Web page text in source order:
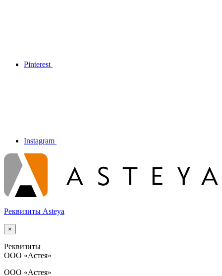
Pinterest
Instagram
Реквизиты Asteya
×
Реквизиты
ООО «Астея»
ООО «Астея»